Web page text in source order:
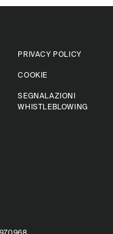
PRIVACY POLICY
COOKIE
SEGNALAZIONI
WHISTLEBLOWING